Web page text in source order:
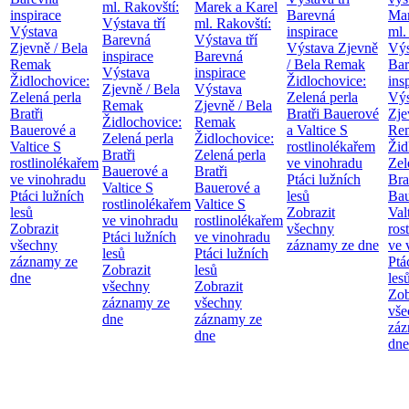
inspirace
Výstava
Zjevně / Bela
Remak
Židlochovice:
Zelená perla
Bratři
Bauerové a
Valtice S
rostlinolékařem
ve vinohradu
Ptáci lužních
lesů
Zobrazit
všechny
záznamy ze
dne
ml. Rakovští:
Výstava tří
Barevná
inspirace
Výstava
Zjevně / Bela
Remak
Židlochovice:
Zelená perla
Bratři
Bauerové a
Valtice S
rostlinolékařem
ve vinohradu
Ptáci lužních
lesů
Zobrazit
všechny
záznamy ze
dne
Marek a Karel
ml. Rakovští:
Výstava tří
Barevná
inspirace
Výstava
Zjevně / Bela
Remak
Židlochovice:
Zelená perla
Bratři
Bauerové a
Valtice S
rostlinolékařem
ve vinohradu
Ptáci lužních
lesů
Zobrazit
všechny
záznamy ze
dne
Barevná
inspirace
Výstava Zjevně
/ Bela Remak
Židlochovice:
Zelená perla
Bratři Bauerové
a Valtice S
rostlinolékařem
ve vinohradu
Ptáci lužních
lesů
Zobrazit
všechny
záznamy ze dne
ml.
ve
dne